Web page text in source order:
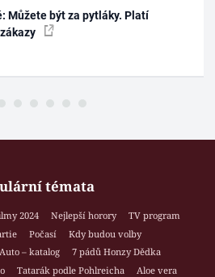
Můžete být za pytláky. Platí
témata
2024 Nejlepší horory
TV program
Počasí
Kdy budou volby
Auto – katalog
7 pádů Honzy Dědka
Tatarák podle Pohlreicha
Aloe vera